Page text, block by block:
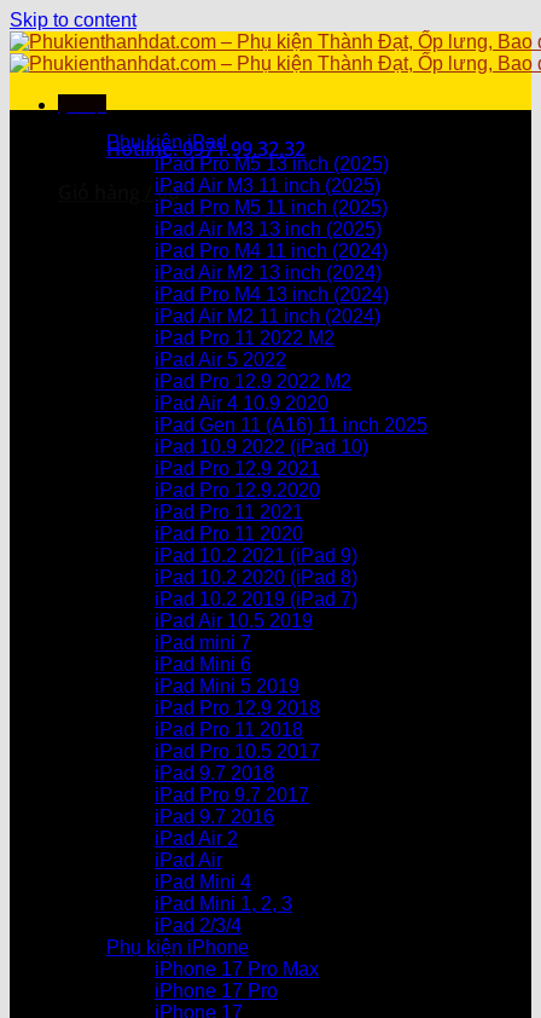
Skip to content
Hotline: 0971.99.32.32
Giỏ hàng /0₫
Chưa có sản phẩm trong giỏ hàng.
Chưa có sản phẩm trong giỏ hàng.
Danh mục sản phẩm
Phụ kiện iPad
iPad Pro M5 13 inch (2025)
iPad Air M3 11 inch (2025)
iPad Pro M5 11 inch (2025)
iPad Air M3 13 inch (2025)
iPad Pro M4 11 inch (2024)
iPad Air M2 13 inch (2024)
iPad Pro M4 13 inch (2024)
iPad Air M2 11 inch (2024)
iPad Pro 11 2022 M2
iPad Air 5 2022
iPad Pro 12.9 2022 M2
iPad Air 4 10.9 2020
iPad Gen 11 (A16) 11 inch 2025
iPad 10.9 2022 (iPad 10)
iPad Pro 12.9 2021
iPad Pro 12.9.2020
iPad Pro 11 2021
iPad Pro 11 2020
iPad 10.2 2021 (iPad 9)
iPad 10.2 2020 (iPad 8)
iPad 10.2 2019 (iPad 7)
iPad Air 10.5 2019
iPad mini 7
iPad Mini 6
iPad Mini 5 2019
iPad Pro 12.9 2018
iPad Pro 11 2018
iPad Pro 10.5 2017
iPad 9.7 2018
iPad Pro 9.7 2017
iPad 9.7 2016
iPad Air 2
iPad Air
iPad Mini 4
iPad Mini 1, 2, 3
iPad 2/3/4
Phụ kiện iPhone
iPhone 17 Pro Max
iPhone 17 Pro
iPhone 17